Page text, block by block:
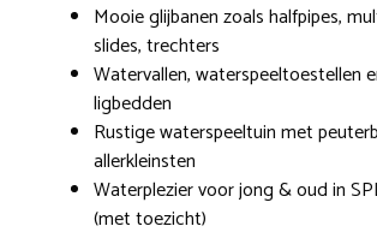
Mooie glijbanen zoals halfpipes,
slides, trechters
Watervallen, waterspeeltoestellen
ligbedden
Rustige waterspeeltuin met
allerkleinsten
Waterplezier voor jong & oud in
(met toezicht)